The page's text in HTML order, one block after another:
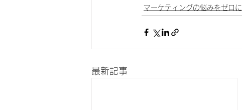
マーケティングの悩みをゼロに
最新記事